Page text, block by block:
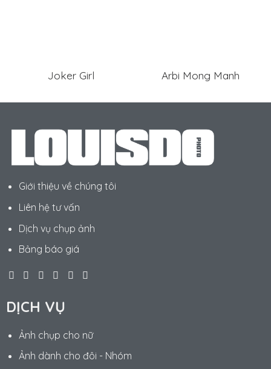
Joker Girl Arbi Mong Manh
Giới thiệu về chúng tôi
Liên hệ tư vấn
Dịch vụ chụp ảnh
Bảng báo giá
DỊCH VỤ
Ảnh chụp cho nữ
Ảnh dành cho đôi - Nhóm